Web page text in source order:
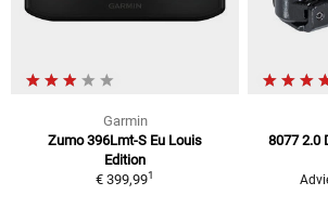
Garmin
Zumo 396Lmt-S Eu Louis
Edition
€ 399,991
8077 2.0